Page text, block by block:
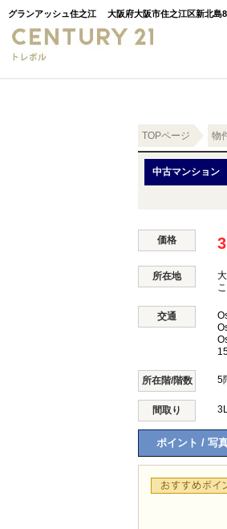
グランアッシュ住之江 大阪府大阪市住之江区新北島
空き家
町名検索
TOPページ 物
中古マンション
価格
所在地
交通
所在階/階数 5
間取り
ポイント / 写